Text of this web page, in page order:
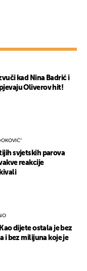
kad Nina Badrić i
Oliverov hit!
svjetskih parova
reakcije
dijete ostala je bez
i bez milijuna koje je